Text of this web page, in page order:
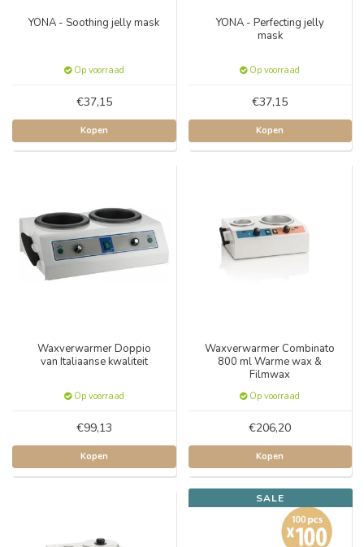
YONA - Soothing jelly mask
Op voorraad
€37,15
Kopen
YONA - Perfecting jelly
mask
Op voorraad
€37,15
Kopen
Waxverwarmer Doppio
van Italiaanse kwaliteit
Op voorraad
€99,13
Kopen
Waxverwarmer Combinato
800 ml Warme wax &
Filmwax
Op voorraad
€206,20
Kopen
SALE